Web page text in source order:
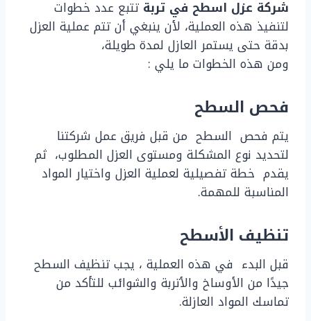
شركة عزل اسطح في تربة تتبع عدد خطوات
لتنفيذ هذه العملية، لأن ينبغي أن تتم عملية العزل
بدقة حتى يستمر العازل لمدة طويلة،
ومن هذه الخطوات ما يلي :
فحص السطح
يتم فحص السطح من قبل فريق عمل شركتنا
لتحديد نوع المشكلة ومستوى العزل المطلوب، ثم
يقدم خطة تفصيلية لعملية العزل واختيار المواد
المناسبة للمهمة.
تنظيف الأسطح
قبل البدء في هذه العملية ، يجب تنظيف السطح
جيدًا من الأوساخ والأتربة والشوائب للتأكد من
تماسك المواد العازلة.